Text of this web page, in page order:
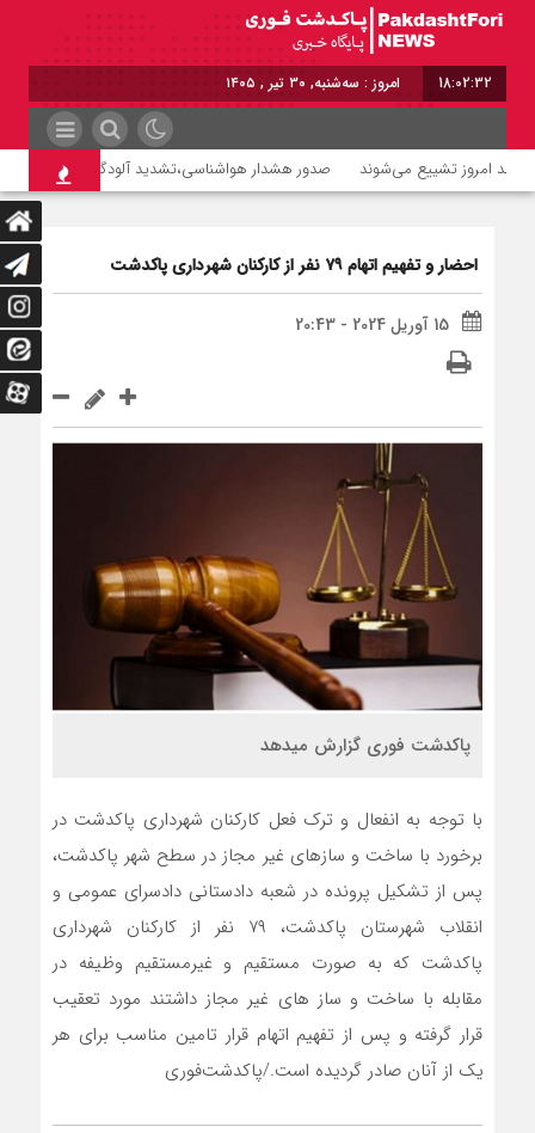
18:02:32 امروز : سه‌شنبه, ۳۰ تیر , ۱۴۰۵
صدور هشدار هواشناسی،تشدید آلودگی هوا تا روز
احضار و تفهیم اتهام ۷۹ نفر از کارکنان شهرداری پاکدشت
15 آوریل 2024 - 20:43
پاکدشت فوری گزارش میدهد
با توجه به انفعال و ترک فعل کارکنان شهرداری پاکدشت در
برخورد با ساخت و سازهای غیر مجاز در سطح شهر پاکدشت،
پس از تشکیل پرونده در شعبه دادستانی دادسرای عمومی و
انقلاب شهرستان پاکدشت، ۷۹ نفر از کارکنان شهرداری
پاکدشت که به صورت مستقیم و غیرمستقیم وظیفه در
مقابله با ساخت و ساز های غیر مجاز داشتند مورد تعقیب
قرار گرفته و پس از تفهیم اتهام قرار تامین مناسب برای هر
یک از آنان صادر گردیده است./پاکدشت‌فوری